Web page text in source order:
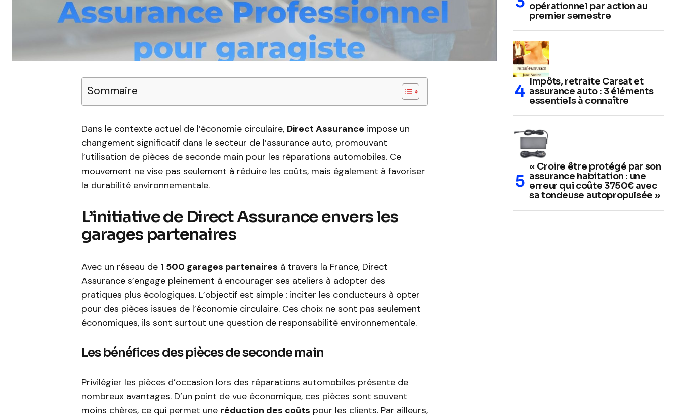
Sommaire
Dans le contexte actuel de l’économie circulaire, Direct Assurance impose un
changement significatif dans le secteur de l’assurance auto, promouvant
l’utilisation de pièces de seconde main pour les réparations automobiles. Ce
mouvement ne vise pas seulement à réduire les coûts, mais également à favoriser
la durabilité environnementale.
L’initiative de Direct Assurance envers les
garages partenaires
Avec un réseau de 1 500 garages partenaires à travers la France, Direct
Assurance s’engage pleinement à encourager ses ateliers à adopter des
pratiques plus écologiques. L’objectif est simple : inciter les conducteurs à opter
pour des pièces issues de l’économie circulaire. Ces choix ne sont pas seulement
économiques, ils sont surtout une question de responsabilité environnementale.
Les bénéfices des pièces de seconde main
Privilégier les pièces d’occasion lors des réparations automobiles présente de
nombreux avantages. D’un point de vue économique, ces pièces sont souvent
moins chères, ce qui permet une réduction des coûts pour les clients. Par ailleurs,
opérationnel par action au
premier semestre
Impôts, retraite Carsat et
assurance auto : 3 éléments
essentiels à connaître
« Croire être protégé par son
assurance habitation : une
erreur qui coûte 3750€ avec
sa tondeuse autopropulsée »